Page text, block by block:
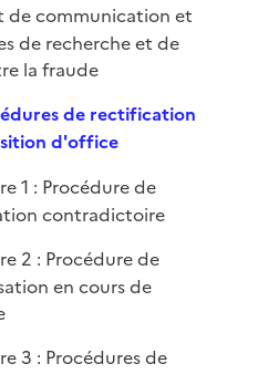
de communication et
de recherche et de
la fraude
de rectification
d'office
1 : Procédure de
contradictoire
2 : Procédure de
en cours de
3 : Procédures de